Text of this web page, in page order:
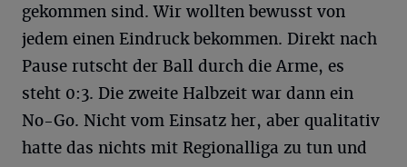
gekommen sind. Wir wollten bewusst von
jedem einen Eindruck bekommen. Direkt nach
Pause rutscht der Ball durch die Arme, es
steht 0:3. Die zweite Halbzeit war dann ein
No-Go. Nicht vom Einsatz her, aber qualitativ
hatte das nichts mit Regionalliga zu tun und